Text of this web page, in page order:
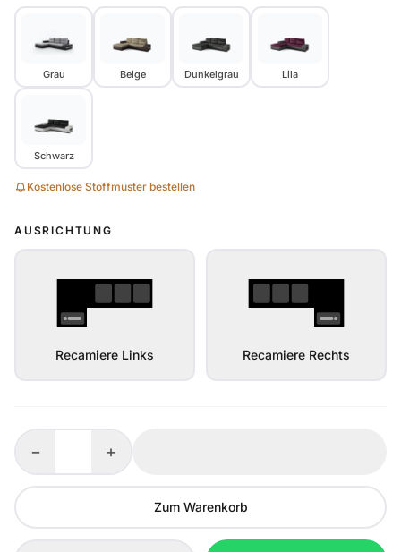
Grau Beige Dunkelgrau Lila
Schwarz
Kostenlose Stoffmuster bestellen
AUSRICHTUNG
Recamiere Links Recamiere Rechts
− +
Zum Warenkorb